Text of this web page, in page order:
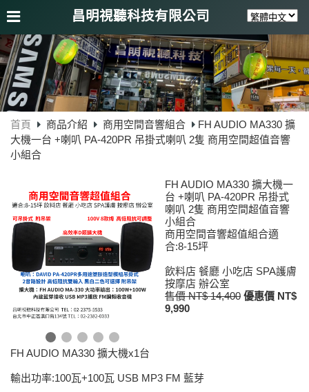
昌明視聽科技有限公司
首頁 商品介紹 商用空間音響組合
FH AUDIO MA330 擴
大機一台 +喇叭 PA-420PR 吊掛式喇叭 2隻 商用空間超值音響
小組合
FH AUDIO MA330 擴大機一
台 +喇叭 PA-420PR 吊掛式
喇叭 2隻 商用空間超值音響
小組合
商用空間音響超值組合適
合:8-15坪
飲料店 餐廳 小吃店 SPA護膚
按摩店 辦公室
售價 NT$ 14,400 優惠價 NT$
9,990
FH AUDIO MA330 擴大機x1台
輸出功率:100瓦+100瓦 USB MP3 FM 藍芽